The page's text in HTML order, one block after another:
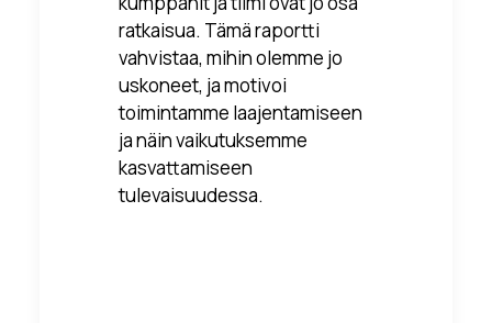
ratkaisua. Tämä raportti
vahvistaa, mihin olemme jo
uskoneet, ja motivoi
toimintamme laajentamiseen
ja näin vaikutuksemme
kasvattamiseen
tulevaisuudessa.